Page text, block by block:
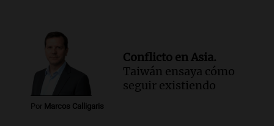
Por Marcos Calligaris
Conflicto en Asia.
Taiwán ensaya cómo
seguir existiendo